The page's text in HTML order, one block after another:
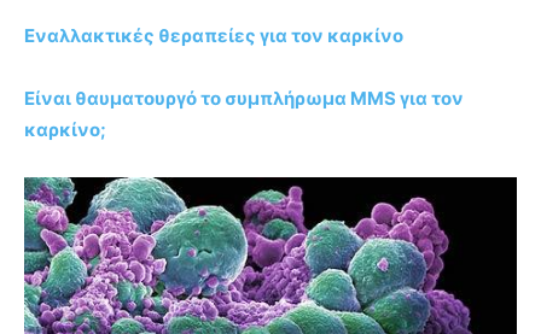
Εναλλακτικές θεραπείες για τον καρκίνο
Είναι θαυματουργό το συμπλήρωμα MMS για τον
καρκίνο;